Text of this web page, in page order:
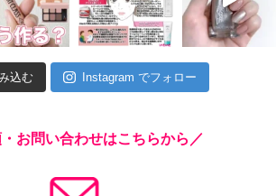
込む Instagram でフォロー
お問い合わせはこちらから／